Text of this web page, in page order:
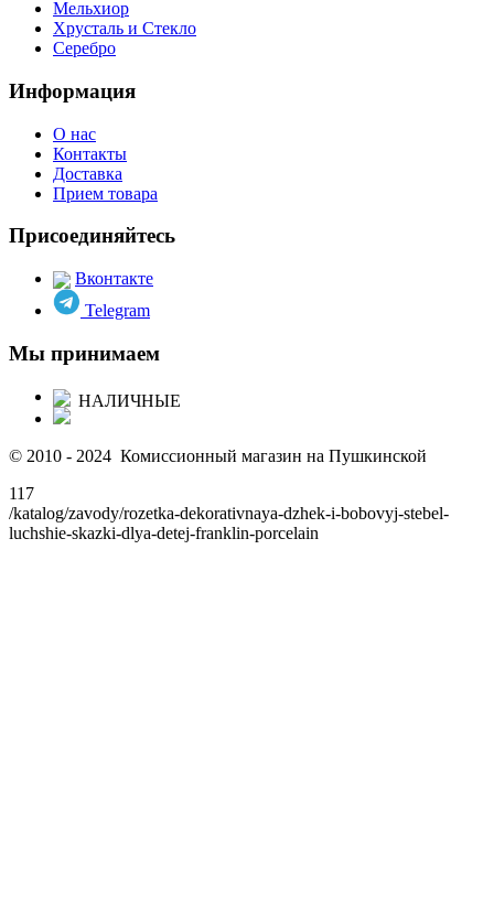
Мельхиор
Хрусталь и Стекло
Серебро
Информация
О нас
Контакты
Доставка
Прием товара
Присоединяйтесь
Вконтакте
Telegram
Мы принимаем
НАЛИЧНЫЕ
© 2010 - 2024 Комиссионный магазин на Пушкинской
117
/katalog/zavody/rozetka-dekorativnaya-dzhek-i-bobovyj-stebel-
luchshie-skazki-dlya-detej-franklin-porcelain